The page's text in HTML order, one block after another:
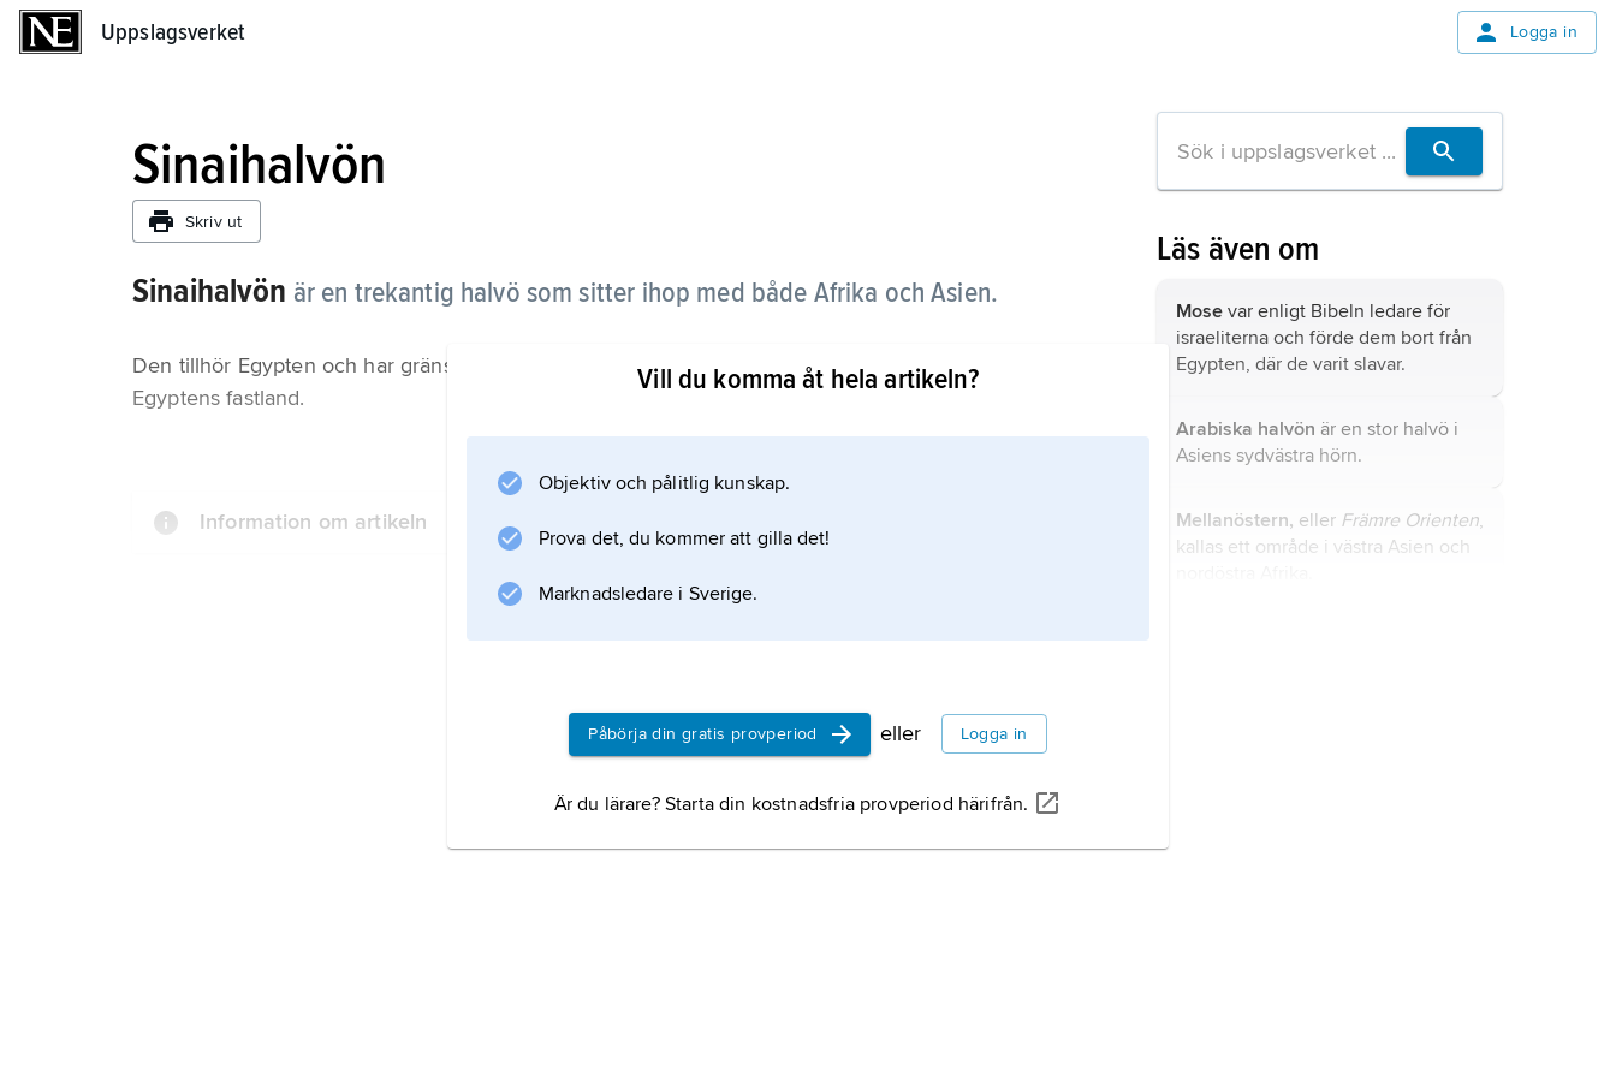
Uppslagsverket Logga in
Sinaihalvön
Skriv ut
Sinaihalvön är en trekantig halvö som sitter ihop med både Afrika och Asien.
Den tillhör Egypten och har gräns mot Israel och Jordanien. Suezkanalen skiljer den från
Egyptens fastland.
Information om artikeln
Vill du komma åt hela artikeln?
Objektiv och pålitlig kunskap.
Prova det, du kommer att gilla det!
Marknadsledare i Sverige.
Påbörja din gratis provperiod eller Logga in
Är du lärare? Starta din kostnadsfria provperiod härifrån.
Läs även om
Mose var enligt Bibeln ledare för
israeliterna och förde dem bort från
Egypten, där de varit slavar.
Arabiska halvön är en stor halvö i
Asiens sydvästra hörn.
Mellanöstern, eller Främre Orienten,
kallas ett område i västra Asien och